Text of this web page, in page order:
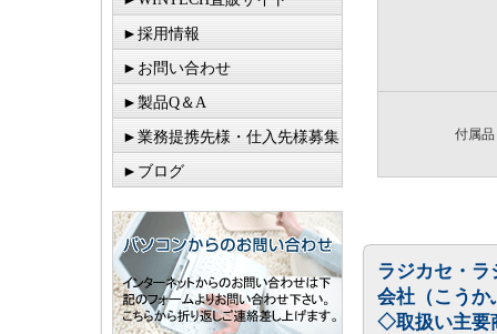
►採用情報
►お問い合わせ
►製品Q＆A
►業務提携先様・仕入先様募集
►ブログ
付属品
ラジカセ・ラ
会社（こうか
◇取扱い主要